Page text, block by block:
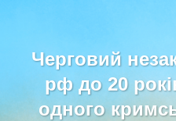
Черговий
рф до 20
одного